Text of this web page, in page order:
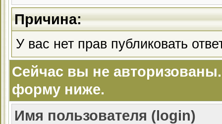
Причина:
У вас нет прав публиковать
Сейчас вы не
форму ниже.
Имя пользователя (login)